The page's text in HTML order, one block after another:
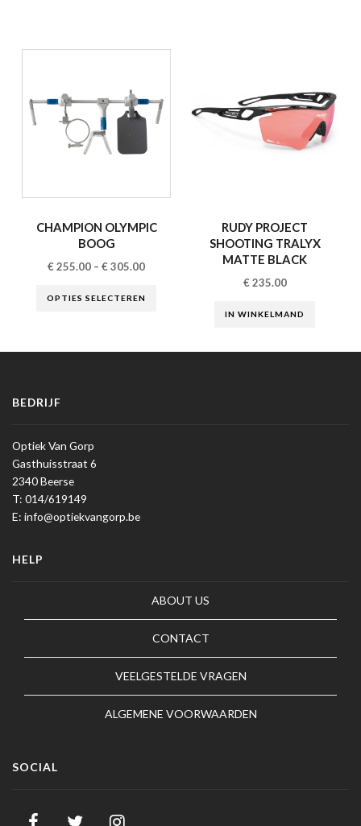
CHAMPION OLYMPIC
BOOG
€255.00 – €305.00
OPTIES SELECTEREN
RUDY PROJECT
SHOOTING TRALYX
MATTE BLACK
€235.00
IN WINKELMAND
BEDRIJF
Optiek Van Gorp
Gasthuisstraat 6
2340 Beerse
T: 014/619149
E: info@optiekvangorp.be
HELP
ABOUT US
CONTACT
VEELGESTELDE VRAGEN
ALGEMENE VOORWAARDEN
SOCIAL